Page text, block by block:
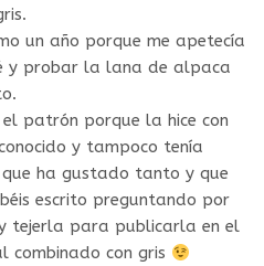
un año porque me apetecía
y probar la lana de alpaca
patrón porque la hice con
y tampoco tenía
ha gustado tanto y que
escrito preguntando por
tejerla para publicarla en el
combinado con gris